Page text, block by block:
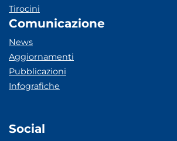
Tirocini
Comunicazione
News
Aggiornamenti
Pubblicazioni
Infografiche
Social